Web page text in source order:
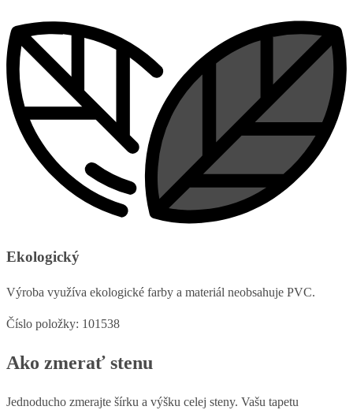
Ekologický
Výroba využíva ekologické farby a materiál neobsahuje PVC.
Číslo položky: 101538
Ako zmerať stenu
Jednoducho zmerajte šírku a výšku celej steny. Vašu tapetu